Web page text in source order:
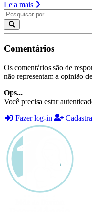
Leia mais
Comentários
Os comentários são de
não representam a opinião
Ops...
Você precisa estar
Fazer log-in